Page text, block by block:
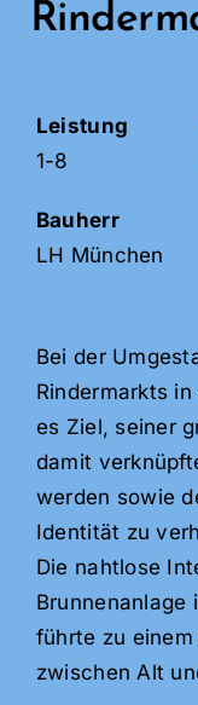
Leistung
1-8
Bauherr
LH München
Bei der
Rindermarkts
es Ziel, seiner
damit
werden sowie
Identität zu
Die nahtlose
Brunnenanlage
führte zu
zwischen Alt